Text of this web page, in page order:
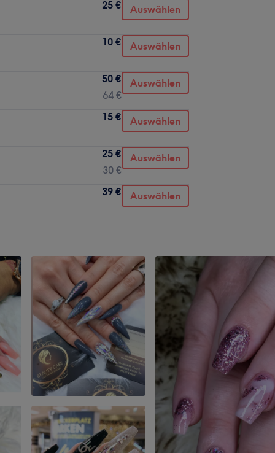
25 € Auswählen
10 € Auswählen
50 €
64 €
Auswählen
15 € Auswählen
25 €
30 €
Auswählen
39 € Auswählen